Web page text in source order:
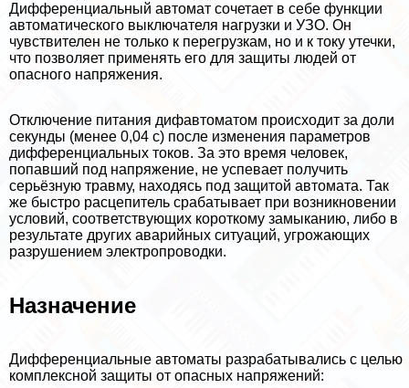
Дифференциальный автомат сочетает в себе функции
автоматического выключателя нагрузки и УЗО. Он
чувствителен не только к перегрузкам, но и к току утечки,
что позволяет применять его для защиты людей от
опасного напряжения.
Отключение питания дифавтоматом происходит за доли
секунды (менее 0,04 с) после изменения параметров
дифференциальных токов. За это время человек,
попавший под напряжение, не успевает получить
серьёзную травму, находясь под защитой автомата. Так
же быстро расцепитель сpaбатывает при возникновении
условий, соответствующих короткому замыканию, либо в
результате других аварийных ситуаций, угрожающих
разрушением электропроводки.
Назначение
Дифференциальные автоматы разpaбатывались с целью
комплексной защиты от опасных напряжений: